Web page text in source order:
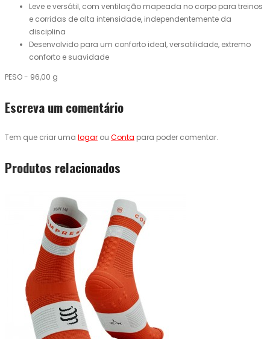
Leve e versátil, com ventilação mapeada no corpo para treinos
e corridas de alta intensidade, independentemente da
disciplina
Desenvolvido para um conforto ideal, versatilidade, extremo
conforto e suavidade
PESO - 96,00 g
Escreva um comentário
Tem que criar uma logar ou Conta para poder comentar.
Produtos relacionados